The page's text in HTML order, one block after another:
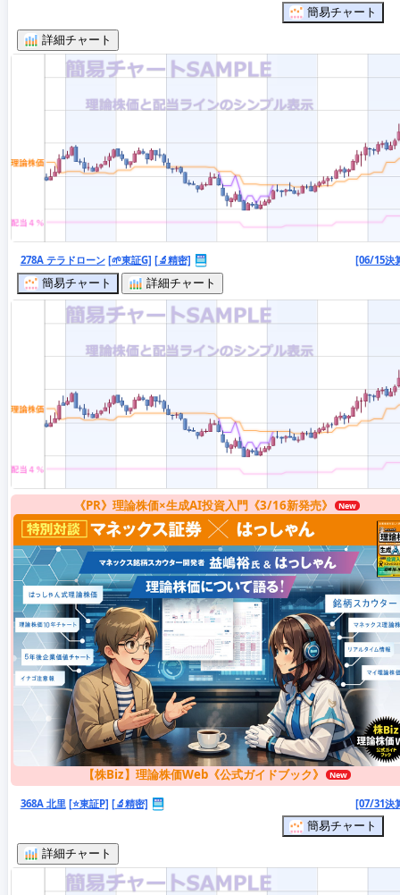
簡易チャート
詳細チャート
278A テラドローン [🌱東証G] [🔬精密]
[06/15決
簡易チャート
詳細チャート
《PR》理論株価×生成AI投資入門《3/16新発売》
【株Biz】理論株価Web《公式ガイドブック》
368A 北里 [⭐東証P] [🔬精密]
[07/31決
簡易チャート
詳細チャート